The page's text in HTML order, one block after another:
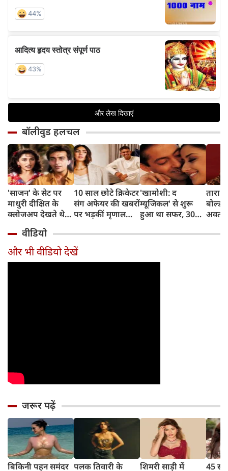
बॉलीवुड हलचल
'साजन' के सेट पर
माधुरी दीक्षित के
क्लोजअप देखते थे
ने सुनाया किस्सा
10 साल छोटे क्रिकेटर
संग अफेयर की खबरों
पर भड़कीं मृणाल
थोड़ा रिलैक्स करो...
'खामोशी: द
म्यूजिकल' से शुरू
हुआ था सफर, 30
है संजय लीला भंसाली
तारा
बोल्ड
पोज,
वीडियो
और भी वीडियो देखें
जरूर पढ़ें
बिकिनी पहन समंदर पलक तिवारी के शिमरी साड़ी में 45